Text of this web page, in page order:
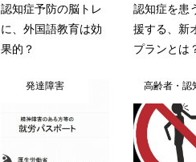
認知症予防の脳トレ
に、外国語教育は効
果的？
認知症を患
援する、新
プランとは
発達障害 高齢者・認